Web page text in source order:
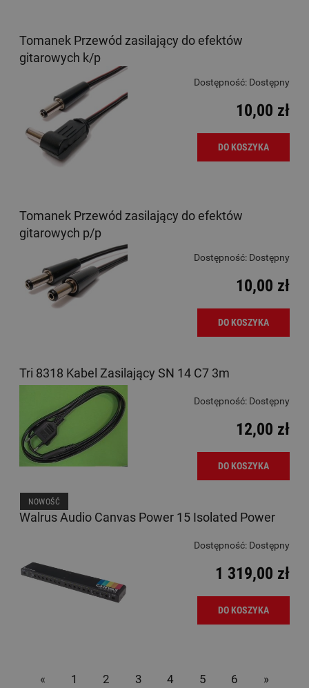
Tomanek Przewód zasilający do efektów
gitarowych k/p
Dostępność: Dostępny
10,00 zł
DO KOSZYKA
Tomanek Przewód zasilający do efektów
gitarowych p/p
Dostępność: Dostępny
10,00 zł
DO KOSZYKA
Tri 8318 Kabel Zasilający SN 14 C7 3m
Dostępność: Dostępny
12,00 zł
DO KOSZYKA
Walrus Audio Canvas Power 15 Isolated Power
Dostępność: Dostępny
1 319,00 zł
DO KOSZYKA
NOWOŚĆ
« 1 2 3 4 5 6 »